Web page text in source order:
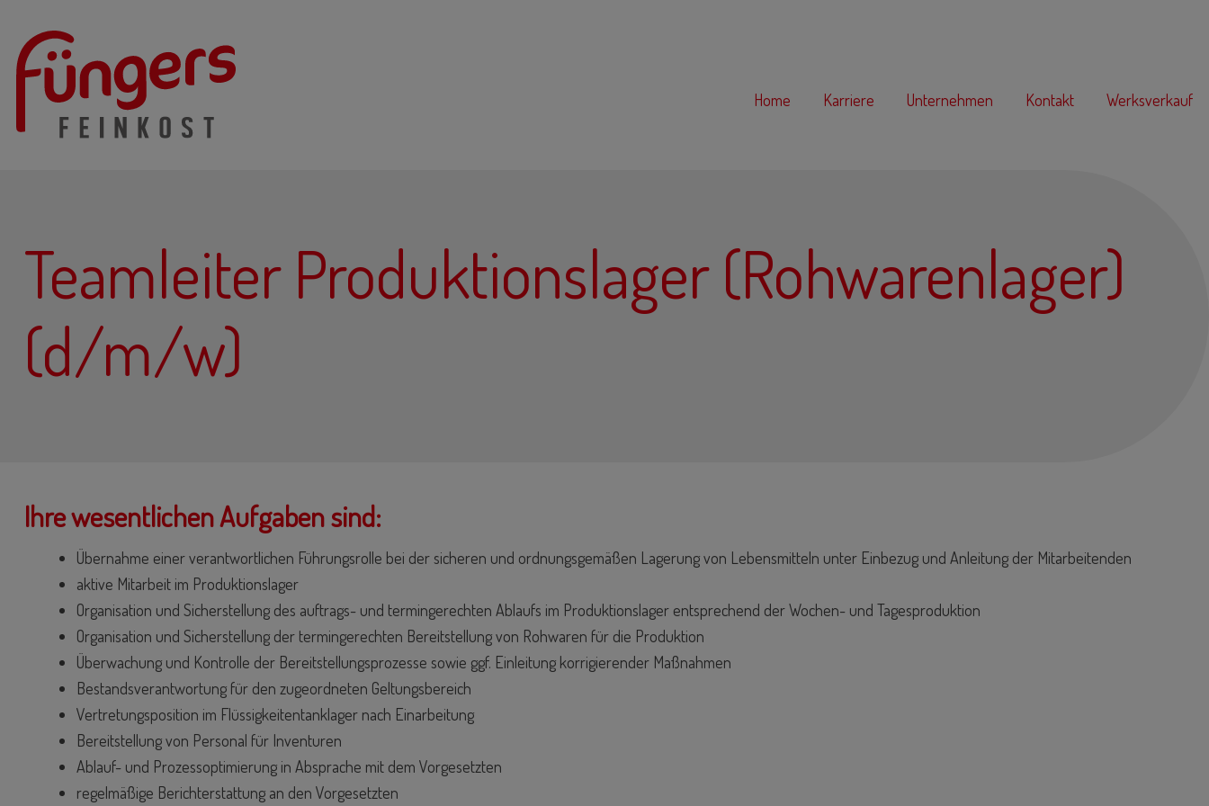
Home Karriere Unternehmen Kontakt Werksverkauf
Teamleiter Produktionslager (Rohwarenlager)
(d/m/w)
Ihre wesentlichen Aufgaben sind:
Übernahme einer verantwortlichen Führungsrolle bei der sicheren und ordnungsgemäßen Lagerung von Lebensmitteln unter Einbezug und Anleitung der Mitarbeitenden
aktive Mitarbeit im Produktionslager
Organisation und Sicherstellung des auftrags- und termingerechten Ablaufs im Produktionslager entsprechend der Wochen- und Tagesproduktion
Organisation und Sicherstellung der termingerechten Bereitstellung von Rohwaren für die Produktion
Überwachung und Kontrolle der Bereitstellungsprozesse sowie ggf. Einleitung korrigierender Maßnahmen
Bestandsverantwortung für den zugeordneten Geltungsbereich
Vertretungsposition im Flüssigkeitentanklager nach Einarbeitung
Bereitstellung von Personal für Inventuren
Ablauf- und Prozessoptimierung in Absprache mit dem Vorgesetzten
regelmäßige Berichterstattung an den Vorgesetzten